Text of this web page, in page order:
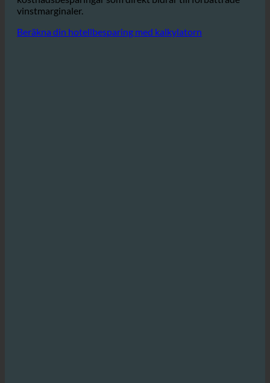
Sammantaget möjliggör minskningarna av vatten,
varmvatten och avloppsvatten betydande
kostnadsbesparingar som direkt bidrar till förbättrade